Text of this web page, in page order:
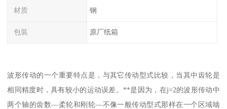
材质 钢
包装 原厂纸箱
波形传动的一个重要特点是，与其它传动型式比较，当其中齿轮是
相同精度时，具有较小的运动误差。**是因为，在j=2的波形传动中
两个轴的齿数—柔轮和刚轮—不像一般传动型式那样在一个区域啮